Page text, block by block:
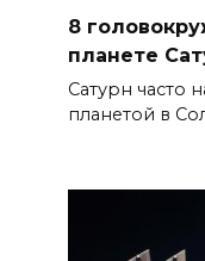
8
планете
Сатурн часто
планетой в